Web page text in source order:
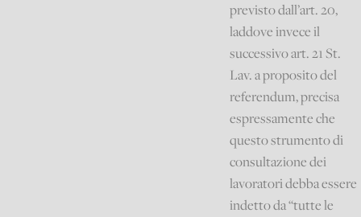
previsto dall’art. 20,
laddove invece il
successivo art. 21 St.
Lav. a proposito del
referendum, precisa
espressamente che
questo strumento di
consultazione dei
lavoratori debba essere
indetto da “tutte le